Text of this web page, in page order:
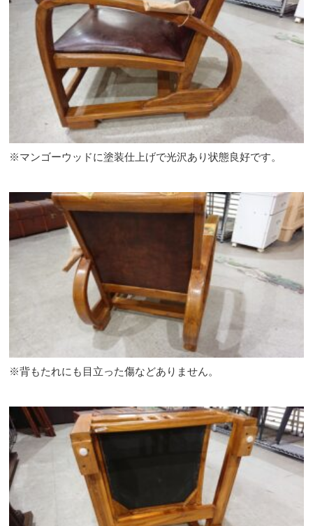
※マンゴーウッドに塗装仕上げで光沢あり状態良好です。
※背もたれにも目立った傷などありません。